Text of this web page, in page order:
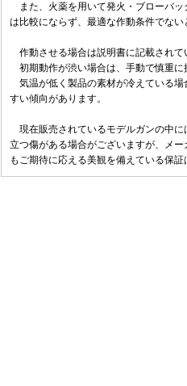
また、火薬を用いて発火・ブローバッ
は比較にならず、最適な作動条件でない
作動させる場合は説明書に記載されて
初期動作が渋い場合は、手動で慎重に
気温が低く製品の素材が冷えている場
すい傾向があります。
現在販売されているモデルガンの中に
立つ傷がある場合がございますが、メ
もご期待に応える美観を備えている保証